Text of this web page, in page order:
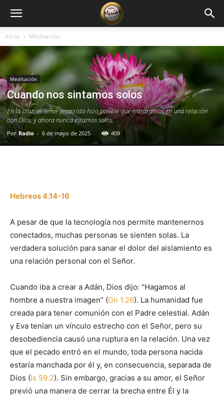
Inicio Meditación
Meditación
Cuando nos sintamos solos
En la cruz, el Señor Jesucristo hizo posible que entráramos en una relación
con Dios, y ahora nunca estamos solos.
Por Radio - 6 de mayo de 2025 409
Hebreos 4.14-16
A pesar de que la tecnología nos permite mantenernos
conectados, muchas personas se sienten solas. La
verdadera solución para sanar el dolor del aislamiento es
una relación personal con el Señor.
Cuando iba a crear a Adán, Dios dijo: “Hagamos al
hombre a nuestra imagen” (Gn 1.26). La humanidad fue
creada para tener comunión con el Padre celestial. Adán
y Eva tenían un vínculo estrecho con el Señor, pero su
desobediencia causó una ruptura en la relación. Una vez
que el pecado entró en el mundo, toda persona nacida
estaría manchada por él y, en consecuencia, separada de
Dios (Is 59.2). Sin embargo, gracias a su amor, el Señor
previó una manera de cerrar la brecha entre Él y la